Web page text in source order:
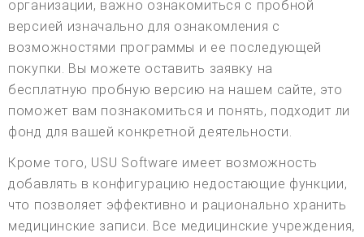
организации, важно ознакомиться с пробной
версией изначально для ознакомления с
возможностями программы и ее последующей
покупки. Вы можете оставить заявку на
бесплатную пробную версию на нашем сайте, это
поможет вам познакомиться и понять, подходит ли
фонд для вашей конкретной деятельности.
Кроме того, USU Software имеет возможность
добавлять в конфигурацию недостающие функции,
что позволяет эффективно и рационально хранить
медицинские записи. Все медицинские учреждения,